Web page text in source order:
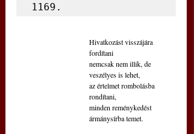
1169.
Hivatkozást visszájára
fordítani
nemcsak nem illik, de
veszélyes is lehet,
az értelmet rombolásba
rondítani,
minden reménykedést
ármánysírba temet.